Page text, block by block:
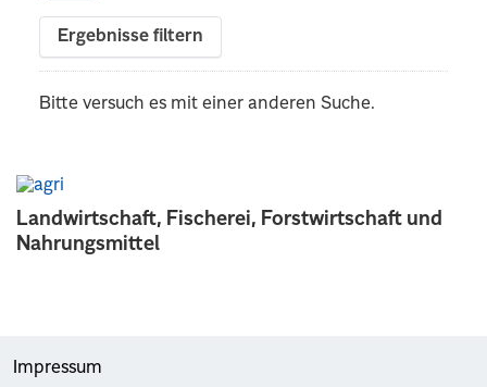
Landwirtschaft, Fischerei, Forstwirtschaft und
Nahrungsmittel
Ergebnisse filtern
Bitte versuch es mit einer anderen Suche.
Impressum